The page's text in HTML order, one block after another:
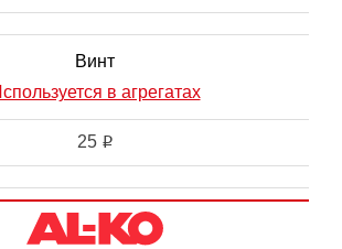
Винт
в агрегатах
25 i